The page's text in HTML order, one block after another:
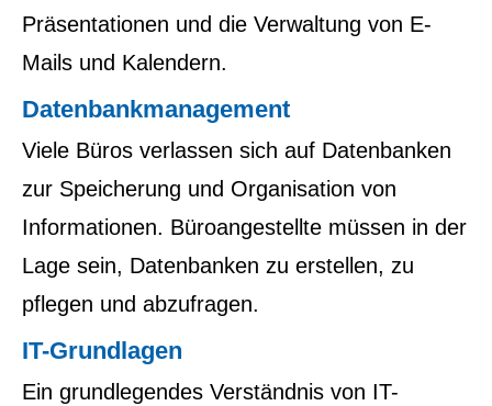
Präsentationen und die Verwaltung von E-
Mails und Kalendern.
Datenbankmanagement
Viele Büros verlassen sich auf Datenbanken
zur Speicherung und Organisation von
Informationen. Büroangestellte müssen in der
Lage sein, Datenbanken zu erstellen, zu
pflegen und abzufragen.
IT-Grundlagen
Ein grundlegendes Verständnis von IT-